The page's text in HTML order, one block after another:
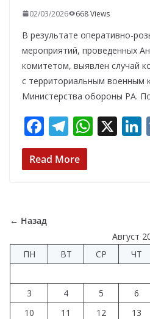
02/03/2026 668 Views
В результате оперативно-
мероприятий, проведенных
комитетом, выявлен случай
с территориальным военным
Министерства обороны РА.
F
ac
e
o
k
T
el
e
W
p
X
Read More
← Назад
Август
ПН
ВТ СР ЧТ
3
4 5 6
10
11 12 13